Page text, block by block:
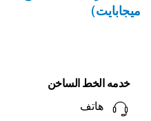
ميجابايت)
خدمه الخط الساخن
هاتف